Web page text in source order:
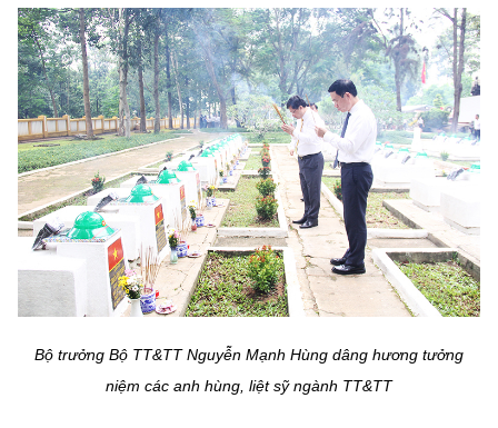
Bộ trưởng Bộ TT&TT Nguyễn Mạnh Hùng dâng hương tưởng
niệm các anh hùng, liệt sỹ ngành TT&TT